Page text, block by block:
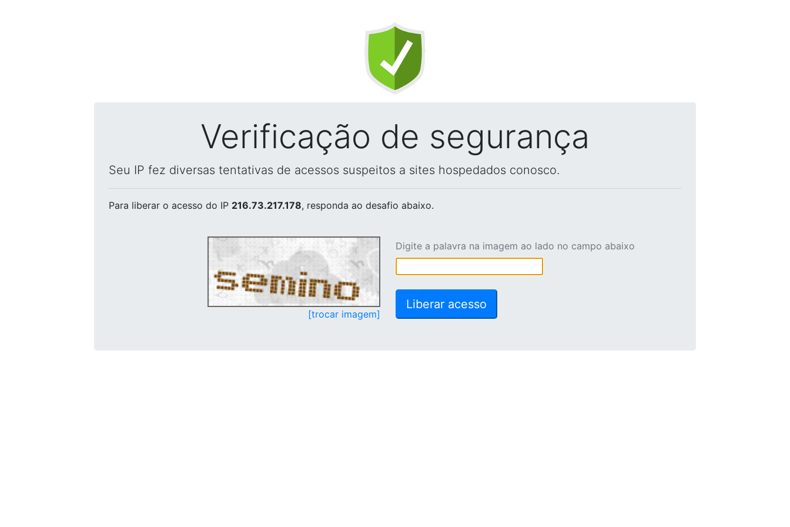
Verificação de segurança
Seu IP fez diversas tentativas de acessos suspeitos a sites hospedados conosco.
Para liberar o acesso do IP 216.73.217.178, responda ao desafio abaixo.
[trocar imagem]
Digite a palavra na imagem ao lado no campo abaixo